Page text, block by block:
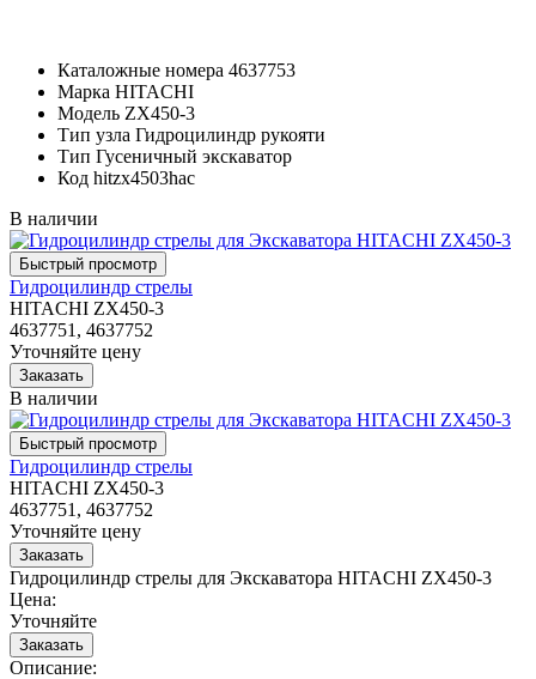
Каталожные номера 4637753
Марка HITACHI
Модель ZX450-3
Тип узла Гидроцилиндр рукояти
Тип Гусеничный экскаватор
Код hitzx4503hac
В наличии
Гидроцилиндр стрелы
HITACHI ZX450-3
4637751, 4637752
Уточняйте цену
В наличии
Гидроцилиндр стрелы
HITACHI ZX450-3
4637751, 4637752
Уточняйте цену
Гидроцилиндр стрелы для Экскаватора HITACHI ZX450-3
Цена:
Уточняйте
Описание: